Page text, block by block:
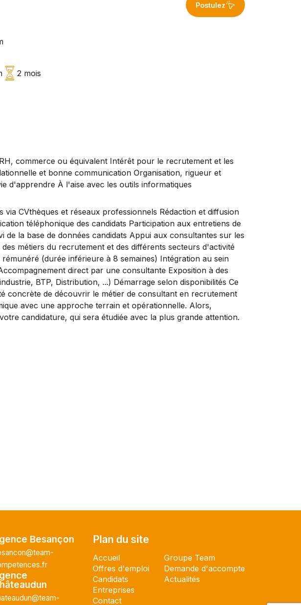
Postulez
2 mois
commerce ou équivalent Intérêt pour le recrutement et les
et bonne communication Organisation, rigueur et
d'apprendre À l'aise avec les outils informatiques
via CVthèques et réseaux professionnels Rédaction et diffusion
téléphonique des candidats Participation aux entretiens de
de la base de données candidats Appui aux consultantes sur les
métiers du recrutement et des différents secteurs d'activité
(durée inférieure à 8 semaines) Intégration au sein
direct par une consultante Exposition à des
BTP, Distribution, ...) Démarrage selon disponibilités Ce
concrète de découvrir le métier de consultant en recrutement
avec une approche terrain et opérationnelle. Alors,
candidature, qui sera étudiée avec la plus grande attention.
Besançon Plan du site
Accueil
Offres d'emploi
Candidats
Entreprises
Contact
Groupe Team
Demande d'accompte
Actualités